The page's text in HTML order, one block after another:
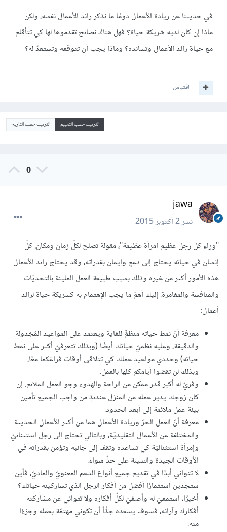
في حديثنا عن ريادة الأعمال دومًا ما نذكر رائد الأعمال نفسه، ولكن
ماذا إن كان لديه شريكة حياة؟ فهل هناك نصائح تقدموها لها كي تتأقلم
مع حياة رائد الأعمال وتسانده؟ وماذا يجب أن تتوقعه وتستعدّ له؟
اقتباس
الترتيب حسب التقييم الترتيب حسب التاريخ
0
jawa
نشر2 أكتوبر 2015
"وراء كل رجل عظيم إمرأة عظيمة"، مقولة تصلح لكلّ زمان ومكان. كلّ
إنسان في حياته يحتاج إلى دعمٍ وإيمان بقدراته، وقد يحتاج رائد الأعمال
هذه الأمور أكثر من غيره وذلك بسبب طبيعة العمل المليئة بالتحديّات
والمنافسة والمغامرة. إليك أهمّ ما يجب الإهتمام به كشريكة حياة لرائد
أعمال:
معرفة أنّ نمط حياته منظمٌّ للغاية ويعتمد على المواعيد المُجَدولة
والدقيقة، وعليه نظميّ حياتك أيضًا (وبذلك تتعرفيّ أكثر على نمط
حياته) وحددي مواعيد عملك كي تتلاقى أوقات فراغكما معًا،
وبذلك لن تقضوا أيامكم كلها بالعمل.
وفريّ له أكبر قدر ممكن من الراحة والهدوء وجو العمل الملائم. إن
كان زوجك يدير عمله من المنزل عندئذٍ من واجب الجميع تأمين
بيئة عمل ملائمة إلى أبعد الحدود.
معرفة أنّ العمل الحرّ وريادة الأعمال هما من أكثر الأعمال الحديثة
والمختلفة عن الأعمال التقليديّة، وبالتالي تحتاج إلى رجل استثنائيّ
وإمرأة استثنائيّة كي تساعده وتقف إلى جانبه وتؤمن بقدراته في
الأوقات الجيدة والسيئة على حدٍّ سواء.
لا تتواني أبدًا في تقديم جميع أنواع الدعم المعنويّ والماديّ، فأين
ستجدين استثمارًا أفضل من أفكار الرجل الذي تشاركينه حياتك؟
أخيرًا، استمعيّ له وأصغيّ لكلّ أفكاره ولا تتواني عن مشاركته
أفكارك وآرائه، فسوف يسعده جدًّأ أن تكوني مهتمّة بعمله وجزءًا
منه.